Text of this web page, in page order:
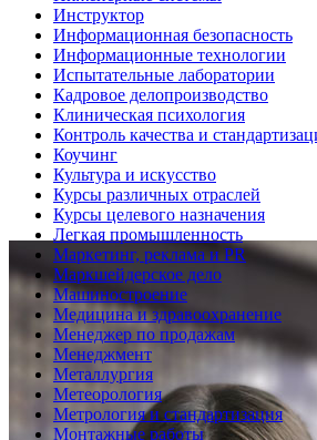
Инструктор
Информационная безопасность
Информационные технологии
Испытательные лаборатории
Кадровое делопроизводство
Клиническая психология
Контроль качества и
Коучинг
Культура и искусство
Курсы различных отраслей
Курсы целевого назначения
Легкая промышленность
Маркетинг, реклама и PR
Маркшейдерское дело
Машиностроение
Медицина и здравоохранение
Менеджер по продажам
Менеджмент
Металлургия
Метеорология
Метрология и стандартизация
Монтажные работы